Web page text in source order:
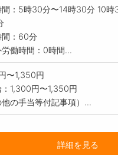
間：5時30分〜14時30分 10時
間：60分
働時間：0時間...
〜1,350円
：1,300円〜1,350円
他の手当等付記事項）...
詳細を見る